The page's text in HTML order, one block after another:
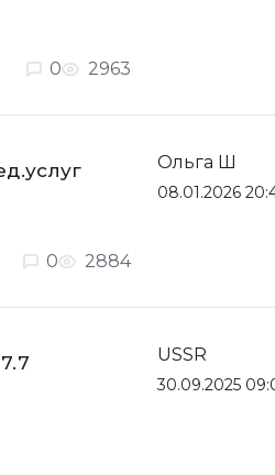
0
2963
0
2884
Ольга Ш
08.01.2026
USSR
30.09.2025